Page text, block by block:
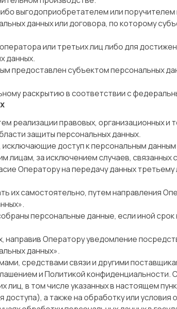
выгодоприобретателем или
данных или договора, по которому
или третьих лиц либо для
данных.
предоставлен субъектом персональных
раскрытию в соответствии с
реализации правовых, организационных и
защиты персональных данных.
доступ к персональным
лицам, за исключением случаев, связанных
Оператору на передачу данных третьему
их самостоятельно, путем направления
персональные данные, если иной
Оператору уведомление
данных».
средствами связи и другими
и Политикой конфиденциальности.
в том числе указанных в настоящем
а также на обработку или условия